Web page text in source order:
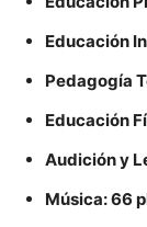
Educación
Pedagogía
Educación
Audición y
Música: 66